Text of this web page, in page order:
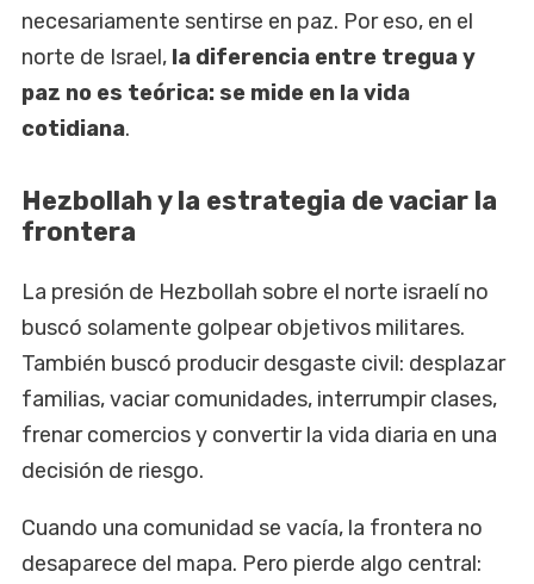
necesariamente sentirse en paz. Por eso, en el
norte de Israel, la diferencia entre tregua y
paz no es teórica: se mide en la vida
cotidiana.
Hezbollah y la estrategia de vaciar la
frontera
La presión de Hezbollah sobre el norte israelí no
buscó solamente golpear objetivos militares.
También buscó producir desgaste civil: desplazar
familias, vaciar comunidades, interrumpir clases,
frenar comercios y convertir la vida diaria en una
decisión de riesgo.
Cuando una comunidad se vacía, la frontera no
desaparece del mapa. Pero pierde algo central: